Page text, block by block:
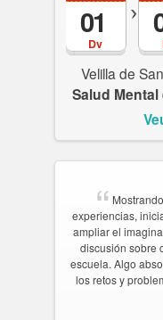
Dv
01
Velilla de
Salud
experiencias,
ampliar el
discusión sobre
escuela. Algo
los retos y
Ludus
Ludus
Ludus